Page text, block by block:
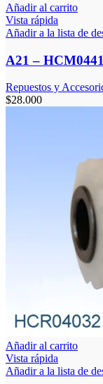
Añadir al carrito
Vista rápida
Añadir a la lista de
A21 –
Repuestos y
$28.000
Añadir al carrito
Vista rápida
Añadir a la lista de